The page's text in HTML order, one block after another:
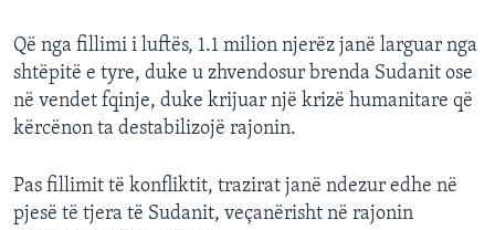
Që nga fillimi i luftës, 1.1 milion njerëz janë larguar nga
shtëpitë e tyre, duke u zhvendosur brenda Sudanit ose
në vendet fqinje, duke krijuar një krizë humanitare që
kërcënon ta destabilizojë rajonin.
Pas fillimit të konfliktit, trazirat janë ndezur edhe në
pjesë të tjera të Sudanit, veçanërisht në rajonin